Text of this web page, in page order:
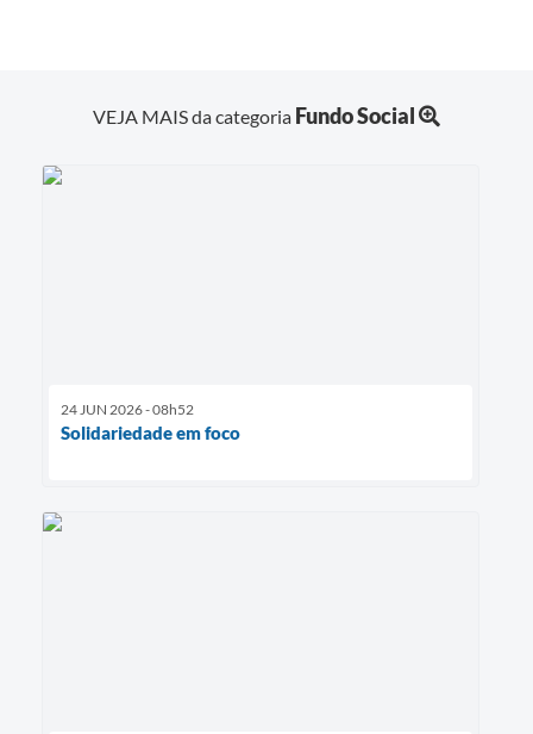
VEJA MAIS da categoria Fundo Social
24 JUN 2026 - 08h52
Solidariedade em foco